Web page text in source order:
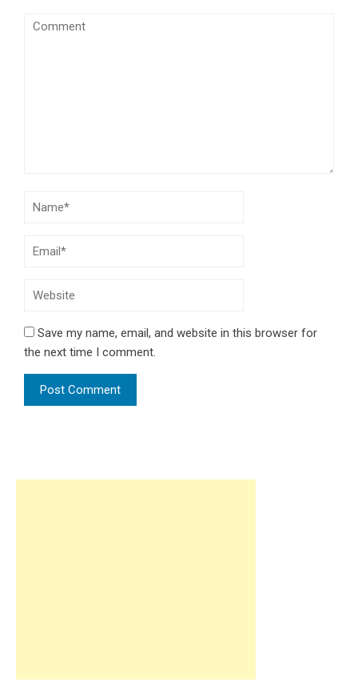
Save my name, email, and website in this browser for
the next time I comment.